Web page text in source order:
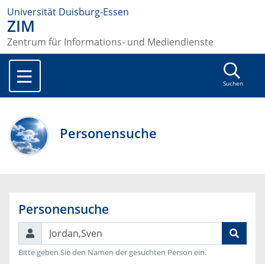
Universität Duisburg-Essen
ZIM
Zentrum für Informations- und Mediendienste
Suchen
Personensuche
Personensuche
Suchen
Bitte geben Sie den Namen der gesuchten Person ein.